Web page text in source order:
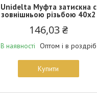
Unidelta Муфта затискна c
зовнішньою різьбою 40х2
146,03 ₴
В наявності Оптом і в роздріб
Купити